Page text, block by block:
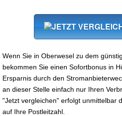
Wenn Sie in Oberwesel zu dem
bekommen Sie einen Sofortbonus in
Ersparnis durch den
an dieser Stelle einfach nur Ihren
"Jetzt vergleichen" erfolgt unmittelbar
auf Ihre Postleitzahl.